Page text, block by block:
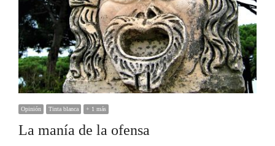
Opinión Tinta blanca + 1 más
La manía de la ofensa